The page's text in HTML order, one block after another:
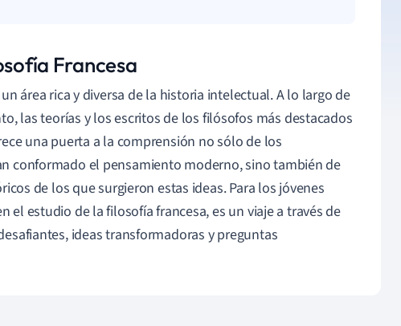
Francesa
área rica y diversa de la historia intelectual. A lo largo de
las teorías y los escritos de los filósofos más destacados
una puerta a la comprensión no sólo de los
conformado el pensamiento moderno, sino también de
de los que surgieron estas ideas. Para los jóvenes
el estudio de la filosofía francesa, es un viaje a través de
ideas transformadoras y preguntas